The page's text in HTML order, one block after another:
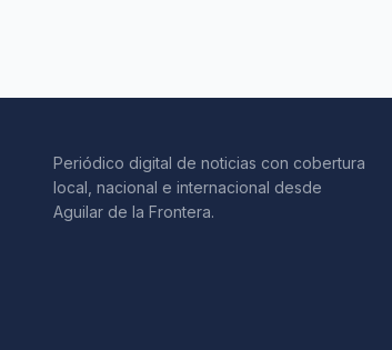
Periódico digital de noticias con cobertura
local, nacional e internacional desde
Aguilar de la Frontera.